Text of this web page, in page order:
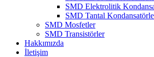
SMD Elektrolitik
SMD Tantal
SMD Mosfetler
SMD Transistörler
Hakkımızda
İletişim